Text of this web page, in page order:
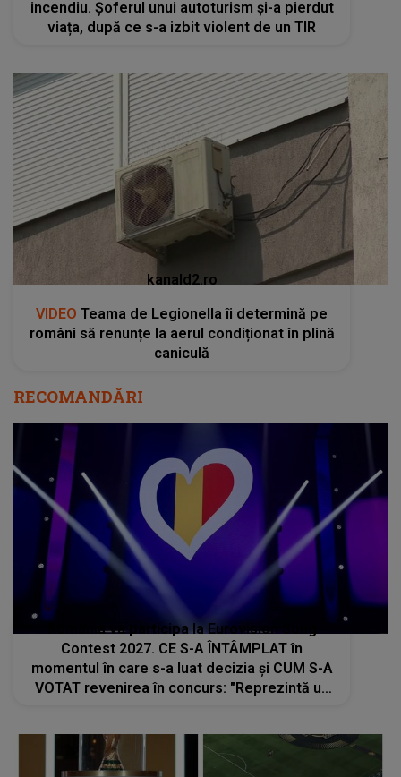
incendiu. Șoferul unui autoturism și-a pierdut
viața, după ce s-a izbit violent de un TIR
kanald2.ro
VIDEO Teama de Legionella îi determină pe
români să renunțe la aerul condiționat în plină
caniculă
RECOMANDĂRI
România va participa la Eurovision Song
Contest 2027. CE S-A ÎNTÂMPLAT în
momentul în care s-a luat decizia și CUM S-A
VOTAT revenirea în concurs: "Reprezintă un